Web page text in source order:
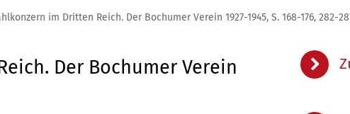
im Dritten Reich. Der Bochumer Verein 1927-1945, S. 168-176, 282-
Der Bochumer Verein